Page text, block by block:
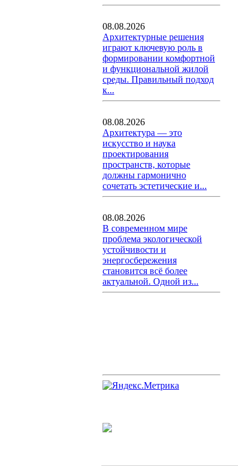
08.08.2026
Архитектурные решения
играют ключевую роль в
формировании комфортной
и функциональной жилой
среды. Правильный подход
к...
08.08.2026
Архитектура — это
искусство и наука
проектирования
пространств, которые
должны гармонично
сочетать эстетические и...
08.08.2026
В современном мире
проблема экологической
устойчивости и
энергосбережения
становится всё более
актуальной. Одной из...